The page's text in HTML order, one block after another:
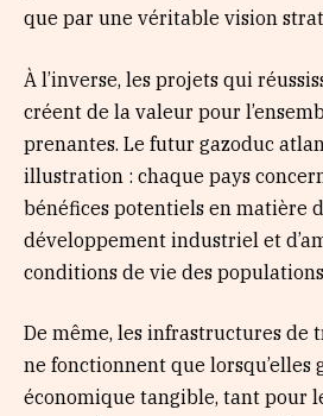
que par une véritable vision
À l’inverse, les projets qui
créent de la valeur pour
prenantes. Le futur gazoduc
illustration : chaque pays
bénéfices potentiels en matière
développement industriel et
conditions de vie des
De même, les infrastructures de
ne fonctionnent que
économique tangible, tant pour